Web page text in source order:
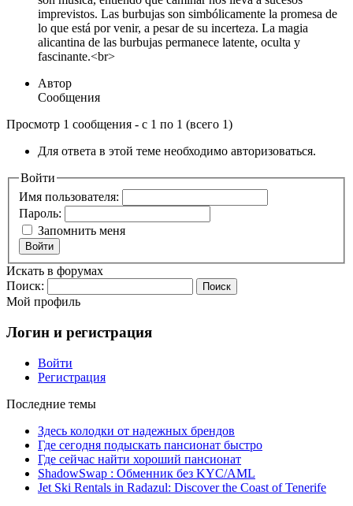
imprevistos. Las burbujas son simbólicamente la promesa de
lo que está por venir, a pesar de su incerteza. La magia
alicantina de las burbujas permanece latente, oculta y
fascinante.<br>
Автор
Сообщения
Просмотр 1 сообщения - с 1 по 1 (всего 1)
Для ответа в этой теме необходимо авторизоваться.
Войти
Имя пользователя:
Пароль:
Запомнить меня
Войти
Искать в форумах
Поиск:
Мой профиль
Логин и регистрация
Войти
Регистрация
Последние темы
Здесь колодки от надежных брендов
Где сегодня подыскать пансионат быстро
Где сейчас найти хороший пансионат
ShadowSwap : Обменник без KYC/AML
Jet Ski Rentals in Radazul: Discover the Coast of Tenerife